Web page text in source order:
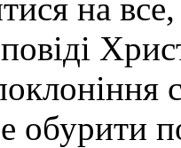
на
обурити